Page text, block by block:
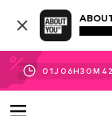
01J 06H30M 40